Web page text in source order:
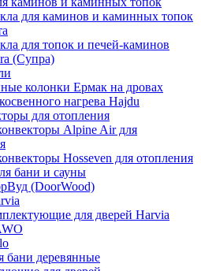
для каминов и каминных топок
для топок и печей-каминов
(Супра)
колонки Ермак на дровах
нагрева Hajdu
для отопления
Alpine Air для
Hosseven для отопления
бани и сауны
(DoorWood)
для дверей Harvia
бани деревянные